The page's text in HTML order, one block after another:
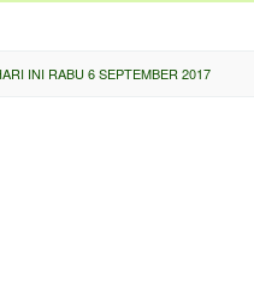
INI RABU 6 SEPTEMBER 2017